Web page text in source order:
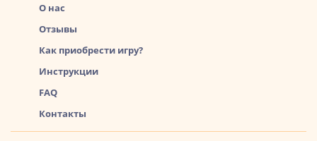
О нас
Отзывы
Как приобрести игру?
Инструкции
FAQ
Контакты